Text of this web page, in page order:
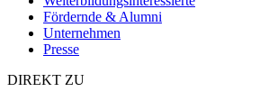
Fördernde & Alumni
Unternehmen
Presse
DIREKT ZU